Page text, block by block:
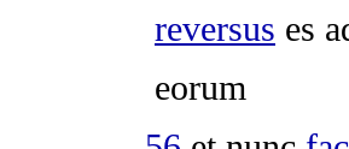
reversus es
eorum